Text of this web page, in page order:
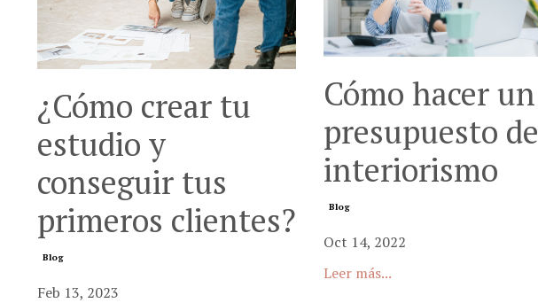
¿Cómo crear tu
estudio y
conseguir tus
primeros clientes?
Blog
Feb 13, 2023
Cómo hacer un
presupuesto de
interiorismo
Blog
Oct 14, 2022
Leer más...